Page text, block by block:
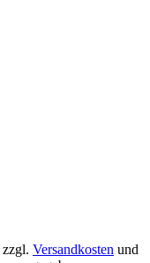
Versandkosten und